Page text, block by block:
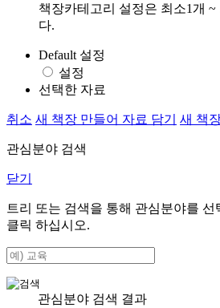
책장카테고리 설정은 최소1개 ~
다.
Default 설정
설정
선택한 자료
취소 새 책장 만들어 자료 담기 새 책
관심분야 검색
닫기
트리 또는 검색을 통해 관심분야를 선
클릭 하십시오.
관심분야 검색 결과